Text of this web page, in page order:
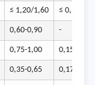
≤ 1,20/1,60 ≤ 0,35/
0,60-0,90 -
0,75-1,00 0,15-0,35
0,35-0,65 0,17-0,37